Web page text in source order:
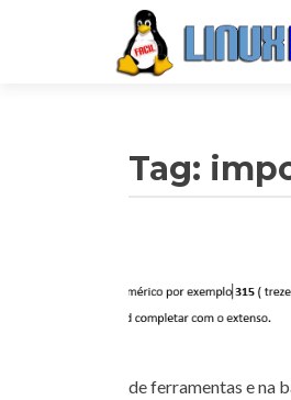
Tag:
de ferramentas e na